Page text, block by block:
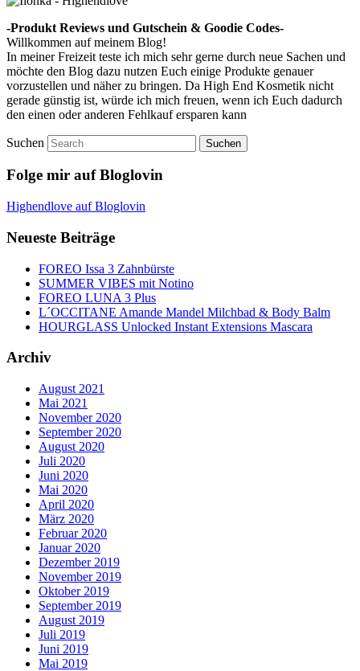
-Produkt Reviews und Gutschein & Goodie Codes-
Willkommen auf meinem Blog!
In meiner Freizeit teste ich mich sehr gerne durch neue Sachen und
möchte den Blog dazu nutzen Euch einige Produkte genauer
vorzustellen und näher zu bringen. Da High End Kosmetik nicht
gerade günstig ist, würde ich mich freuen, wenn ich Euch dadurch
den einen oder anderen Fehlkauf ersparen kann
Suchen
Folge mir auf Bloglovin
Highendlove auf Bloglovin
Neueste Beiträge
FOREO Issa 3 Zahnbürste
SUMMER VIBES mit Notino
FOREO LUNA 3 Plus
L´OCCITANE Amande Mandel Milchbad & Body Balm
HOURGLASS Unlocked Instant Extensions Mascara
Archiv
August 2021
Mai 2021
November 2020
September 2020
August 2020
Juli 2020
Juni 2020
Mai 2020
April 2020
März 2020
Februar 2020
Januar 2020
Dezember 2019
November 2019
Oktober 2019
September 2019
August 2019
Juli 2019
Juni 2019
Mai 2019